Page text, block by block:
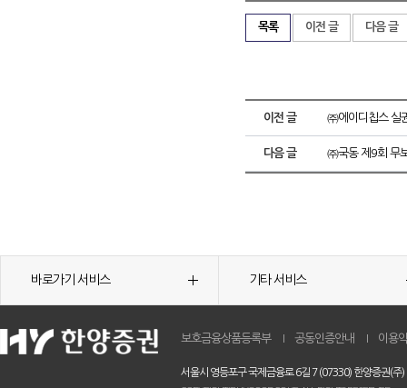
목록 이전 글 다음 글
이전 글 ㈜에이디칩스 실
다음 글 ㈜국동 제9회 무
바로가기 서비스 기타 서비스
보호금융상품등록부 공동인증안내 이용
서울시 영등포구 국제금융로 6길 7 (07330) 한양증권(주)